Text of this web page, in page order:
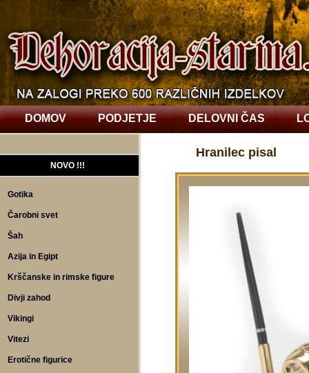
DOMOV PODJETJE DELOVNI ČAS
Hranilec pisal
NOVO !!!
Gotika
Čarobni svet
Šah
Azija in Egipt
Krščanske in rimske figure
Divji zahod
Vikingi
Vitezi
Erotične figurice